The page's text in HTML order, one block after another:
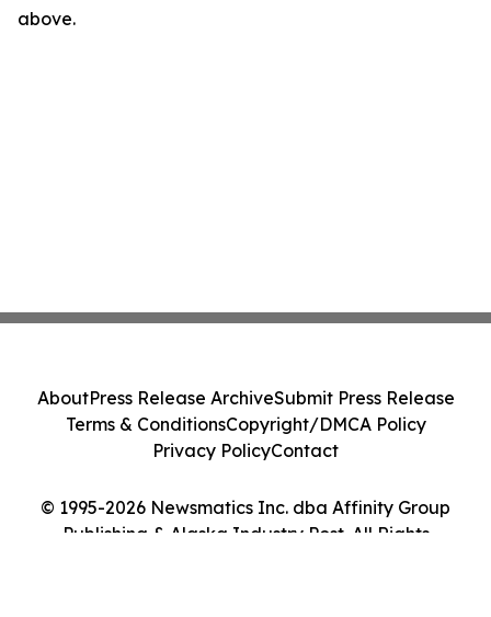
above.
© 1995-2026 Newsmatics Inc. dba Affinity Group
Publishing & Alaska Industry Post. All Rights
AboutPress Release ArchiveSubmit Press Release
Terms & ConditionsCopyright/DMCA Policy
Privacy PolicyContact